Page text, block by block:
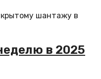
шантажу в
в 2025